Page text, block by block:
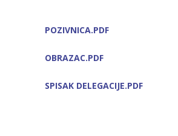
POZIVNICA.PDF
OBRAZAC.PDF
SPISAK DELEGACIJE.PDF